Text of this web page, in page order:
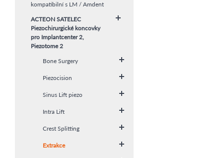
kompatibilní s LM / Amdent
ACTEON SATELEC
Piezochirurgické koncovky
pro Implantcenter 2,
Piezotome 2
Bone Surgery
Piezocision
Sinus Lift piezo
Intra Lift
Crest Splitting
Extrakce